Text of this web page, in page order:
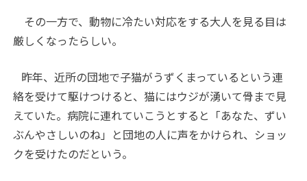
その一方で、動物に冷たい対応をする大人を見る目は
厳しくなったらしい。
昨年、近所の団地で子猫がうずくまっているという連
絡を受けて駆けつけると、猫にはウジが湧いて骨まで見
えていた。病院に連れていこうとすると「あなた、ずい
ぶんやさしいのね」と団地の人に声をかけられ、ショッ
クを受けたのだという。